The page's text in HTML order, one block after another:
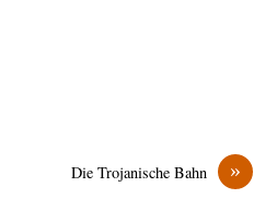
»
Die Trojanische Bahn